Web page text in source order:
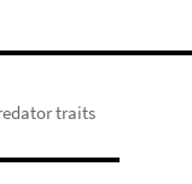
traits